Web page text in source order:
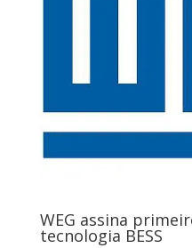
WEG assina
tecnologia BESS